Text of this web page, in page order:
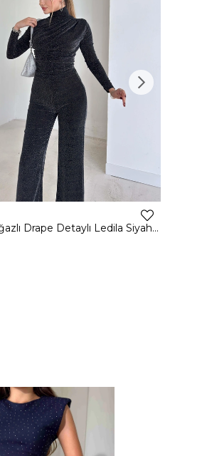
Parlak Boğazlı Drape Detaylı Ledila Siyah Kadın Bluz 26K150